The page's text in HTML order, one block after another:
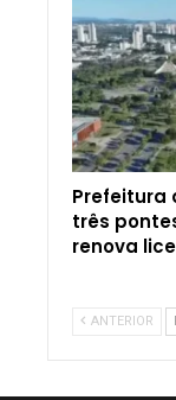
Prefeitura
três
renova
ANTERIOR